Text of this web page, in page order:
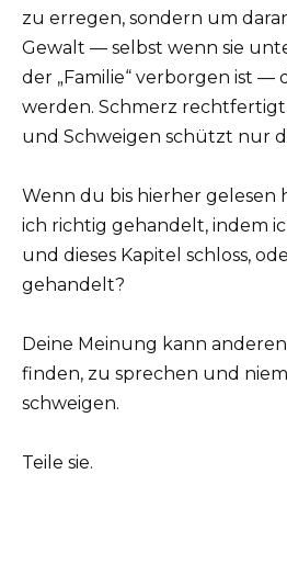
zu erregen, sondern um
Gewalt — selbst wenn sie
der „Familie“ verborgen ist
werden. Schmerz rechtfertigt
und Schweigen schützt nur
Wenn du bis hierher gelesen
ich richtig gehandelt, indem
und dieses Kapitel schloss,
gehandelt?
Deine Meinung kann
finden, zu sprechen und
schweigen.
Teile sie.